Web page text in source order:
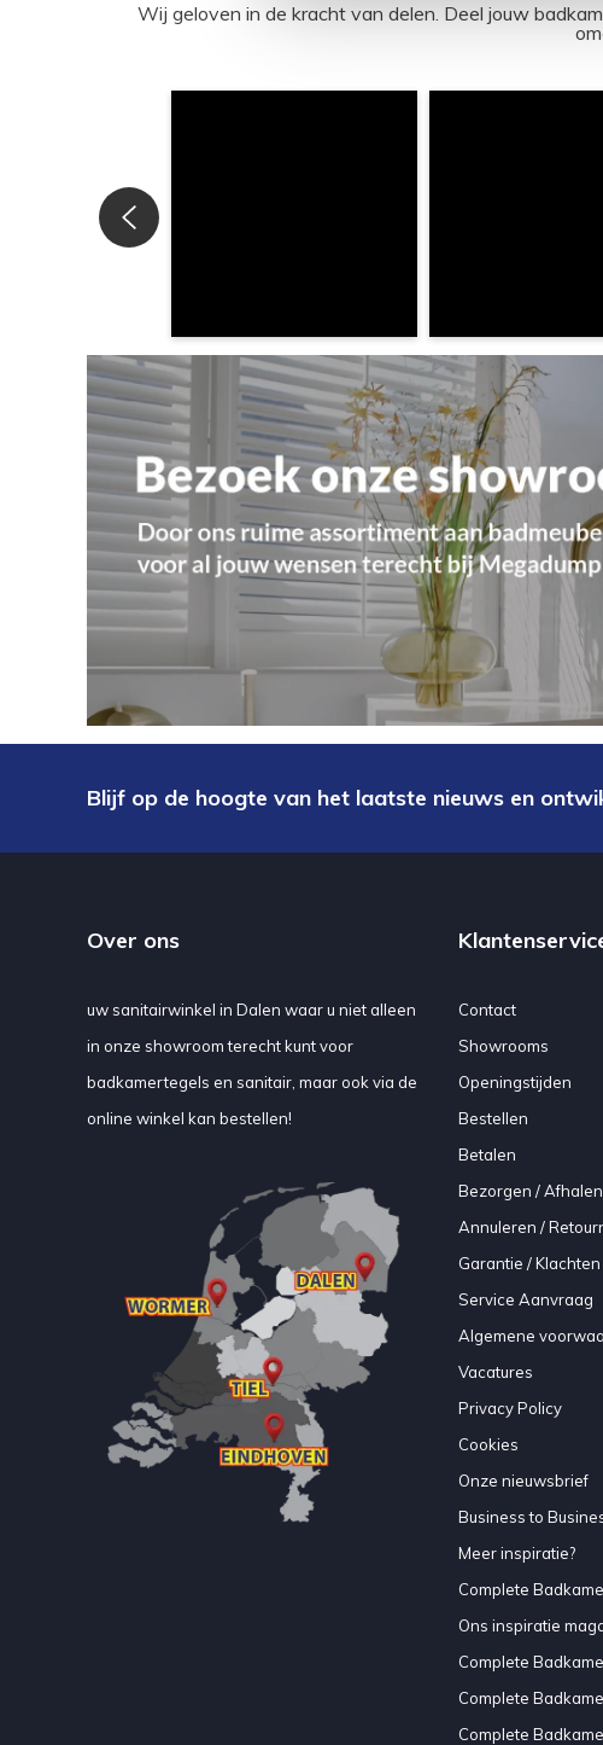
Wij geloven in de kracht van delen. Deel jouw
Blijf op de hoogte van het laatste nieuws en
Over ons
uw sanitairwinkel in Dalen waar u niet alleen
in onze showroom terecht kunt voor
badkamertegels en sanitair, maar ook via de
online winkel kan bestellen!
Contact
Showrooms
Openingstijden
Bestellen
Betalen
Bezorgen / Afhalen
Annuleren /
Garantie / Klachten
Service Aanvraag
Algemene
Vacatures
Privacy Policy
Cookies
Onze nieuwsbrief
Business to
Meer inspiratie?
Complete
Ons inspiratie
Complete
Complete
Complete